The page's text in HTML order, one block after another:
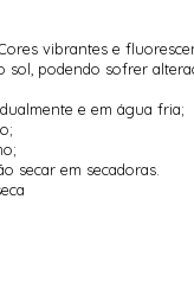
vibrantes e
sol, podendo sofrer
e em água fria;
secar em secadoras.